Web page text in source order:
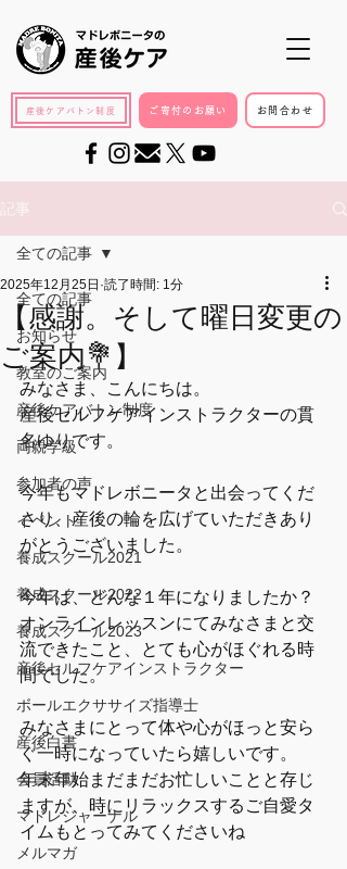
産後ケアバトン制度 ご寄付のお願い お問合わせ
記事
全ての記事
お知らせ
教室のご案内
産後ケアバトン制度
両親学級
参加者の声
イベント
養成スクール2021
養成スクール2022
養成スクール2023
産後セルフケアインストラクター
ボールエクササイズ指導士
産後白書
会員活動
マドレジャーナル
メルマガ
全ての記事
【感謝。そして曜日変更の
ご案内💐】
2025年12月25日 読了時間: 1分
みなさま、こんにちは。
産後セルフケアインストラクターの貫
名ゆりです。
今年もマドレボニータと出会ってくだ
さり、産後の輪を広げていただきあり
がとうございました。
今年は、どんな１年になりましたか？
オンラインレッスンにてみなさまと交
流できたこと、とても心がほぐれる時
間でした。
みなさまにとって体や心がほっと安ら
ぐ一時になっていたら嬉しいです。
年末年始まだまだお忙しいことと存じ
ますが、時にリラックスするご自愛タ
イムもとってみてくださいね